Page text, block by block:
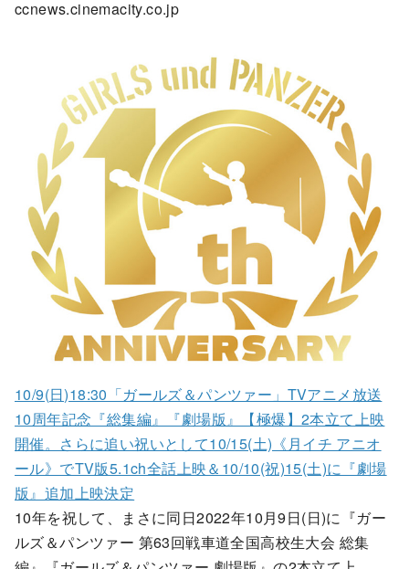
ccnews.cinemacity.co.jp
10/9(日)18:30「ガールズ＆パンツァー」TVアニメ放送
10周年記念『総集編』『劇場版』【極爆】2本立て上映
開催。さらに追い祝いとして10/15(土)《月イチ アニオ
ール》でTV版5.1ch全話上映＆10/10(祝)15(土)に『劇場
版』追加上映決定
10年を祝して、まさに同日2022年10月9日(日)に『ガー
ルズ＆パンツァー 第63回戦車道全国高校生大会 総集